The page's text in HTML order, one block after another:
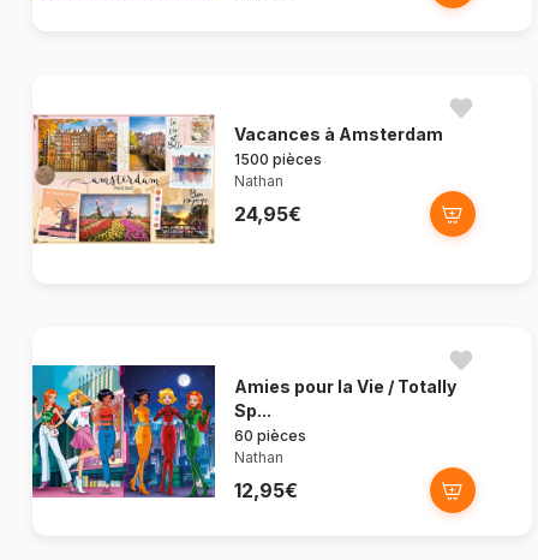
Vacances à Amsterdam
1500 pièces
Nathan
24,95€
Amies pour la Vie / Totally
Sp...
60 pièces
Nathan
12,95€